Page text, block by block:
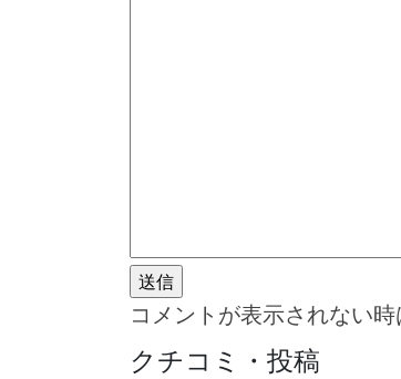
コメントが表示されない
クチコミ・投稿